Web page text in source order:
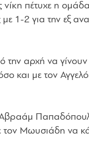
νίκη πέτυχε η
με 1-2 για την εξ
αρχή να γίνουν
και με τον
Μωυσιάδη να